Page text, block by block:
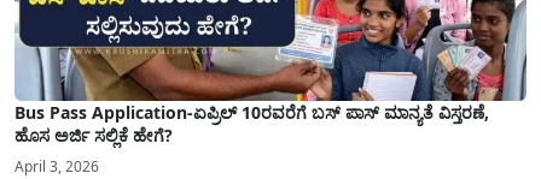
Bus Pass Application-ಏಪ್ರಿಲ್ 10ರವರೆಗೆ ಬಸ್ ಪಾಸ್ ಮಾನ್ಯತೆ ವಿಸ್ತರಣೆ,
ಹೊಸ ಅರ್ಜಿ ಸಲ್ಲಿಕೆ ಹೇಗೆ?
April 3, 2026